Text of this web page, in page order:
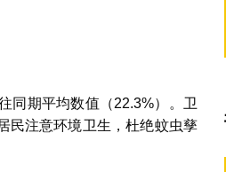
同期平均数值（22.3%）。卫
民注意环境卫生，杜绝蚊虫孳